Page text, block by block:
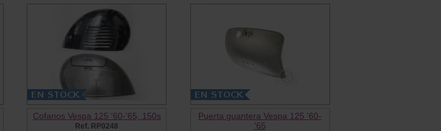
Cofanos Vespa 125 '60-'65, 150s
Ref. RP0248
Puerta guantera Vespa 125 '60-
'65